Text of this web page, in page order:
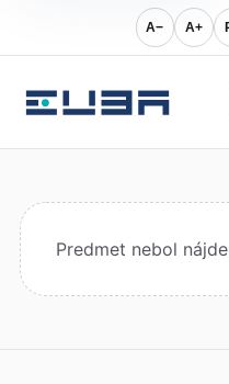
A− A+
Predmet nebol